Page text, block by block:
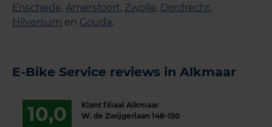
Enschede, Amersfoort, Zwolle, Dordrecht,
Hilversum en Gouda.
E-Bike Service reviews in Alkmaar
10,0
Klant filiaal Alkmaar
W. de Zwijgerlaan 148-150